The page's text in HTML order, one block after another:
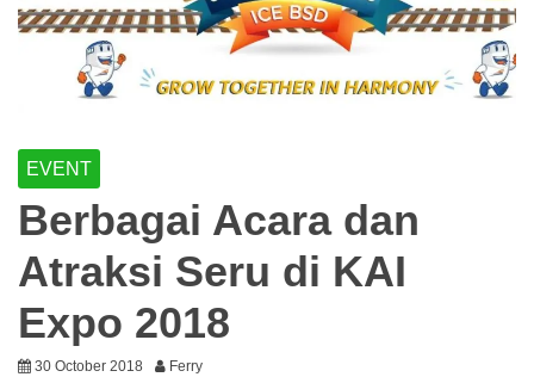
EVENT
Berbagai Acara dan
Atraksi Seru di KAI
Expo 2018
30 October 2018 Ferry